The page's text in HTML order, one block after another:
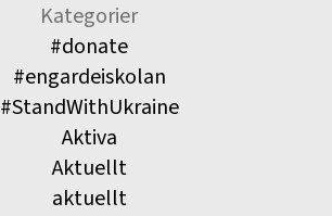
Kategorier
#donate
#engardeiskolan
#StandWithUkraine
Aktiva
Aktuellt
aktuellt